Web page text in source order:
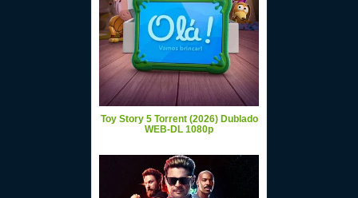
Toy Story 5 Torrent (2026) Dublado
WEB-DL 1080p